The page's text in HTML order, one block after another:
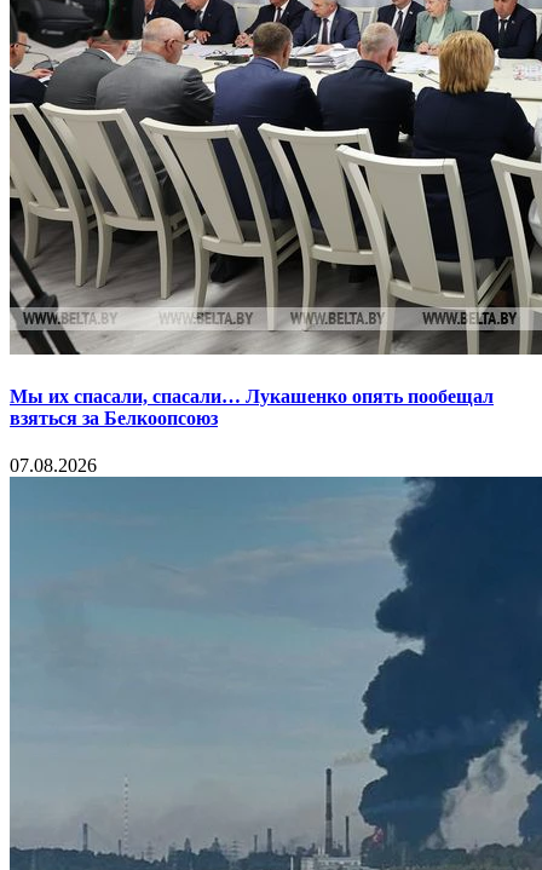
Мы их спасали, спасали… Лукашенко опять пообещал
взяться за Белкоопсоюз
07.08.2026